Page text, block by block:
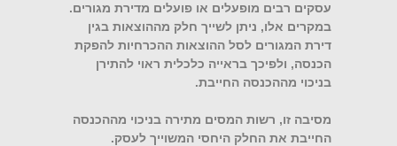
עסקים רבים מופעלים או פועלים מדירת מגורים.
במקרים אלו, ניתן לשייך חלק מההוצאות בגין
דירת המגורים לסל ההוצאות ההכרחיות להפקת
הכנסה, ולפיכך בראייה כלכלית ראוי להתירן
בניכוי מההכנסה החייבת.
מסיבה זו, רשות המסים מתירה בניכוי מההכנסה
החייבת את החלק היחסי המשוייך לעסק.